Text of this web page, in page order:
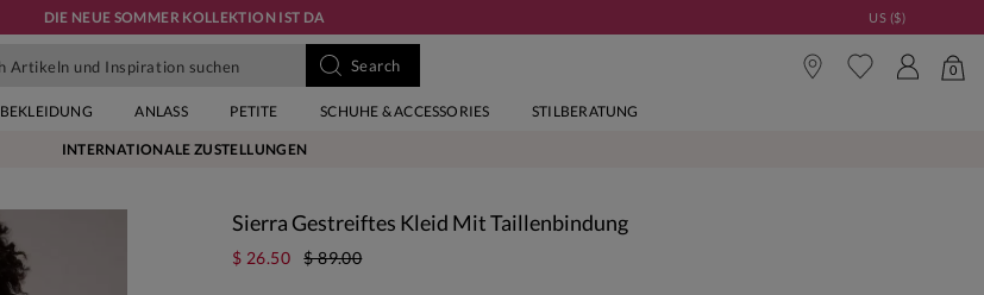
DIE NEUE SOMMER KOLLEKTION IST DA US ($)
0
BEKLEIDUNG ANLASS PETITE SCHUHE & ACCESSORIES STILBERATUNG
INTERNATIONALE ZUSTELLUNGEN
Sierra Gestreiftes Kleid Mit Taillenbindung
$ 26.50 $ 89.00